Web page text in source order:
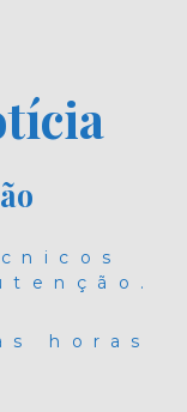
horas